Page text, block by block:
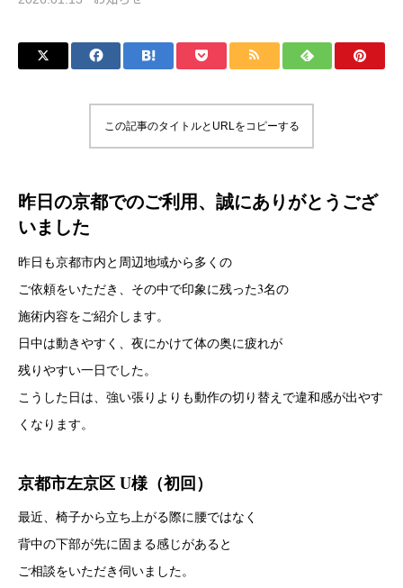
この記事のタイトルとURLをコピーする
昨日の京都でのご利用、誠にありがとうござ
いました
昨日も京都市内と周辺地域から多くの
ご依頼をいただき、その中で印象に残った3名の
施術内容をご紹介します。
日中は動きやすく、夜にかけて体の奥に疲れが
残りやすい一日でした。
こうした日は、強い張りよりも動作の切り替えで違和感が出やす
くなります。
京都市左京区 U様（初回）
最近、椅子から立ち上がる際に腰ではなく
背中の下部が先に固まる感じがあると
ご相談をいただき伺いました。